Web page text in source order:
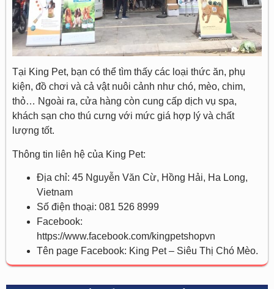
Tại King Pet, bạn có thể tìm thấy các loại thức ăn, phụ
kiện, đồ chơi và cả vật nuôi cảnh như chó, mèo, chim,
thỏ… Ngoài ra, cửa hàng còn cung cấp dịch vụ spa,
khách sạn cho thú cưng với mức giá hợp lý và chất
lượng tốt.
Thông tin liên hệ của King Pet:
Địa chỉ: 45 Nguyễn Văn Cừ, Hồng Hải, Ha Long,
Vietnam
Số điện thoại: 081 526 8999
Facebook:
https://www.facebook.com/kingpetshopvn
Tên page Facebook: King Pet – Siêu Thị Chó Mèo.